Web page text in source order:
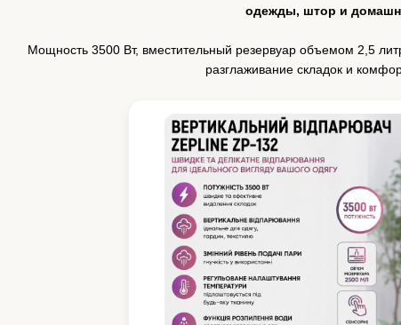
одежды, штор и
Мощность 3500 Вт, вместительный резервуар объемом 2,5
разглаживание складок и